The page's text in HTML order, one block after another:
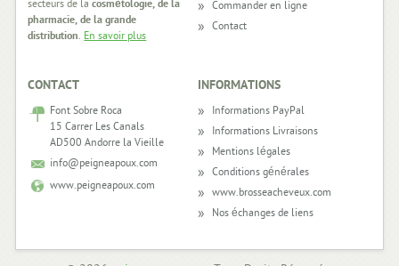
secteurs de lacosmétologie, de la
pharmacie, de la grande
distribution.En savoir plus
Commander en ligne
Contact
CONTACT
Font Sobre Roca
15 Carrer Les Canals
AD500 Andorre la Vieille
info@peigneapoux.com
www.peigneapoux.com
INFORMATIONS
Informations PayPal
Informations Livraisons
Mentions légales
Conditions générales
www.brosseacheveux.com
Nos échanges de liens